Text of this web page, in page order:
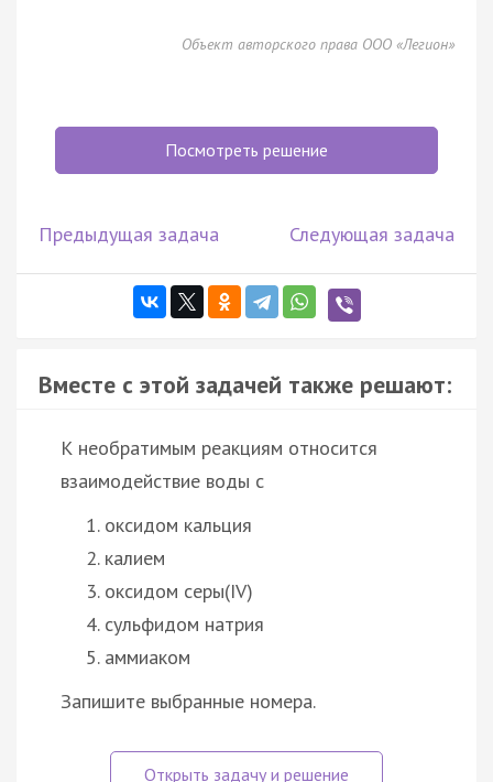
Объект авторского права ООО «Легион»
Посмотреть решение
Предыдущая задача Следующая задача
Вместе с этой задачей также решают:
К необратимым реакциям относится
взаимодействие воды с
оксидом кальция
калием
оксидом серы(IV)
сульфидом натрия
аммиаком
Запишите выбранные номера.